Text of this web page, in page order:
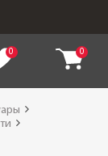
0 0